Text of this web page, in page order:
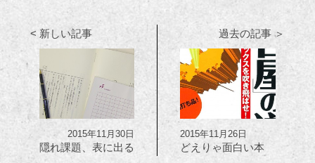
< 新しい記事
2015年11月30日
隠れ課題、表に出る
過去の記事 ＞
2015年11月26日
どえりゃ面白い本